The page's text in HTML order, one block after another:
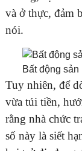
và ở thực, đảm
nói.
Bất động
Tuy nhiên, để
vừa túi tiền,
rằng nhà chức
số này là siết